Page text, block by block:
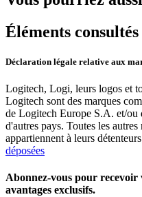
Éléments
Déclaration légale relative aux
Logitech, Logi, leurs logos et
Logitech sont des marques
de Logitech Europe S.A. et/ou
d'autres pays. Toutes les autres
appartiennent à leurs
déposées
Abonnez-vous pour recevoir
avantages exclusifs.